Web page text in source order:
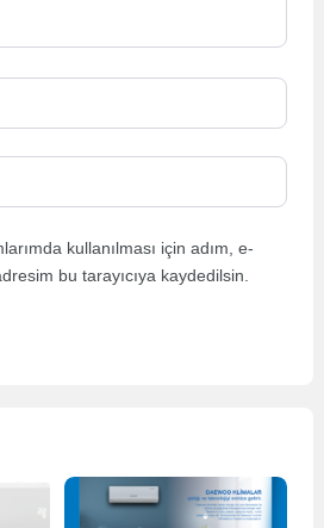
kullanılması için adım, e-
bu tarayıcıya kaydedilsin.